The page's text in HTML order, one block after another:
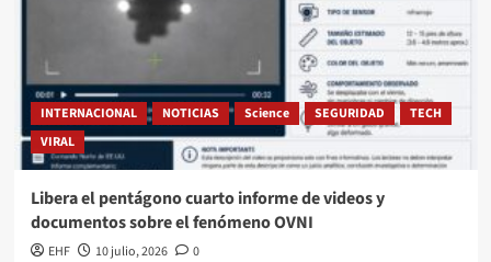
INTERNACIONAL NOTICIAS Science SEGURIDAD
TECH
VIRAL
Libera el pentágono cuarto informe de videos y
documentos sobre el fenómeno OVNI
EHF 10 julio, 2026 0